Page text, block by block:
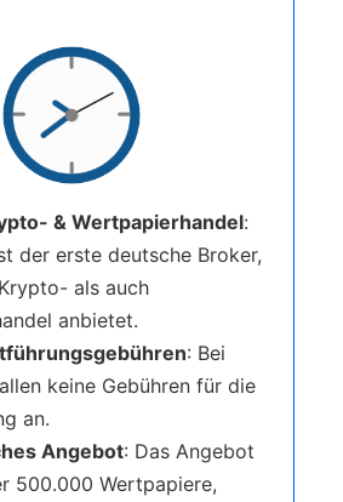
& Wertpapierhandel:
der erste deutsche Broker,
als auch
anbietet.
: Bei
keine Gebühren für die
an.
Angebot: Das Angebot
500.000 Wertpapiere,